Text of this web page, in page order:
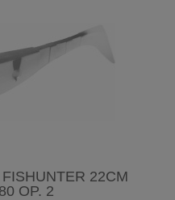
22CM
OP. 2